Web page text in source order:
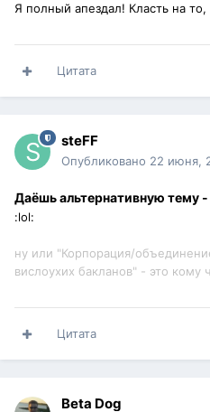
Я полный апездал! Класть на то,
Цитата
steFF
Опубликовано 22 июня,
Даёшь альтернативную тему
:lol:
ну или "Корпорация/
вислоухих бакланов" - это кому
Цитата
Beta Dog